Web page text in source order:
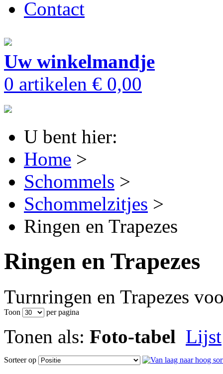
Contact
Uw winkelmandje
0 artikelen € 0,00
U bent hier:
Home >
Schommels >
Schommelzitjes >
Ringen en Trapezes
Ringen en Trapezes
Turnringen en Trapezes
Toon per pagina
Tonen als: Foto-tabel Lijst
Sorteer op